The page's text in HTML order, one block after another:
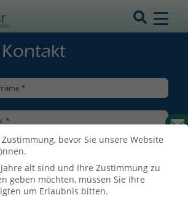
bevor Sie unsere Website
alt sind und Ihre Zustimmung zu
geben möchten, müssen Sie Ihre
um Erlaubnis bitten.